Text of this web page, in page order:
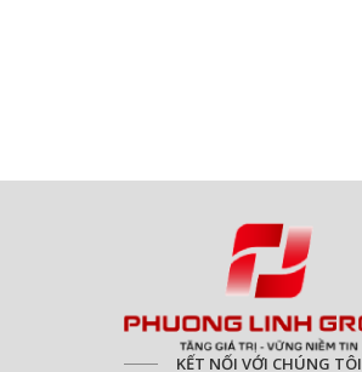
KẾT NỐI VỚI CHÚNG TÔI